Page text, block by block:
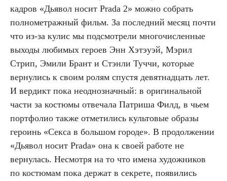
кадров «Дьявол носит Prada 2» можно собрать
полнометражный фильм. За последний месяц почти
что из-за кулис мы подсмотрели многочисленные
выходы любимых героев Энн Хэтэуэй, Мэрил
Стрип, Эмили Брант и Стэнли Туччи, которые
вернулись к своим ролям спустя девятнадцать лет.
И вердикт пока неоднозначный: в оригинальной
части за костюмы отвечала Патриша Филд, в чьем
портфолио также отметились культовые образы
героинь «Секса в большом городе». В продолжении
«Дьявол носит Prada» она к своей работе не
вернулась. Несмотря на то что имена художников
по костюмам пока держат в секрете, появились